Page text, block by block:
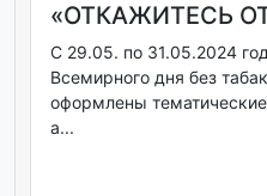
«ОТКАЖИТЕСЬ
С 29.05. по 31.05.2024
Всемирного дня без
оформлены
а...